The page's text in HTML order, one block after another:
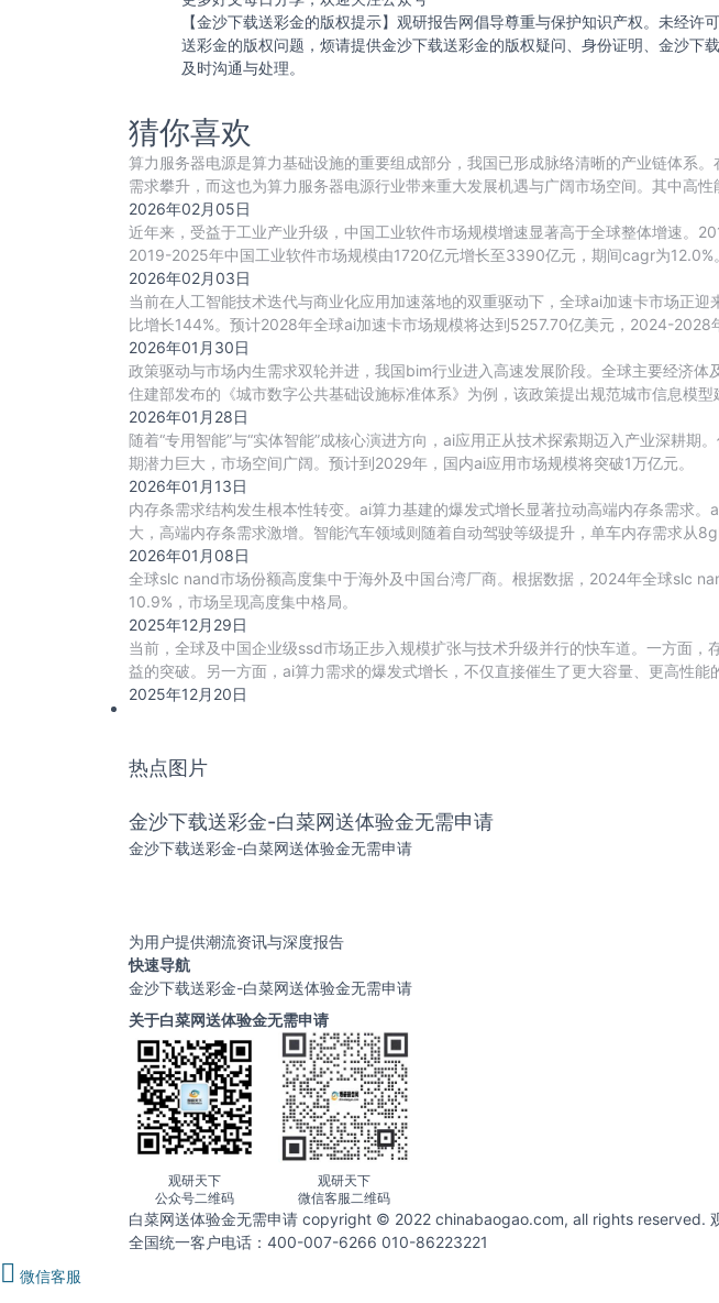
【金沙下载送彩金的版权提示】观研报告网倡导尊重与保护知识产权。未经
送彩金的版权问题，烦请提供金沙下载送彩金的版权疑问、身份证明、金沙下
及时沟通与处理。
猜你喜欢
算力服务器电源是算力基础设施的重要组成部分，我国已形成脉络清晰的产业链体系
需求攀升，而这也为算力服务器电源行业带来重大发展机遇与广阔市场空间。其中高
争
2026年02月05日
近年来，受益于工业产业升级，中国工业软件市场规模增速显著高于全球整体增速
2019-2025年中国工业软件市场规模由1720亿元增长至3390亿元，期间cagr为12.0%。
2026年02月03日
当前在人工智能技术迭代与商业化应用加速落地的双重驱动下，全球ai加速卡市场正
比增长144%。预计2028年全球ai加速卡市场规模将达到5257.70亿美元，2024-2028
2026年01月30日
政策驱动与市场内生需求双轮并进，我国bim行业进入高速发展阶段。全球主要经济
住建部发布的《城市数字公共基础设施标准体系》为例，该政策提出规范城市信息模
2026年01月28日
随着“专用智能”与“实体智能”成核心演进方向，ai应用正从技术探索期迈入产业深耕
期潜力巨大，市场空间广阔。预计到2029年，国内ai应用市场规模将突破1万亿元。
2026年01月13日
内存条需求结构发生根本性转变。ai算力基建的爆发式增长显著拉动高端内存条需求
大，高端内存条需求激增。智能汽车领域则随着自动驾驶等级提升，单车内存需求
2026年01月08日
全球slc nand市场份额高度集中于海外及中国台湾厂商。根据数据，2024年全球slc
10.9%，市场呈现高度集中格局。
2025年12月29日
当前，全球及中国企业级ssd市场正步入规模扩张与技术升级并行的快车道。一方面
益的突破。另一方面，ai算力需求的爆发式增长，不仅直接催生了更大容量、更高性
2025年12月20日
热点图片
金沙下载送彩金-白菜网送体验金无需申请
金沙下载送彩金-白菜网送体验金无需申请
为用户提供潮流资讯与深度报告
快速导航
金沙下载送彩金-白菜网送体验金无需申请
关于白菜网送体验金无需申请
观研天下
公众号二维码
观研天下
微信客服二维码
白菜网送体验金无需申请 copyright © 2022 chinabaogao.com, all rights reserved.
全国统一客户电话：400-007-6266 010-86223221
微信客服